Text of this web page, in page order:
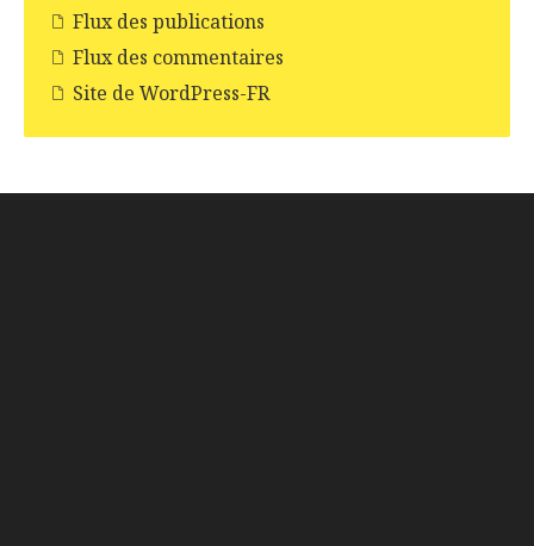
Flux des publications
Flux des commentaires
Site de WordPress-FR